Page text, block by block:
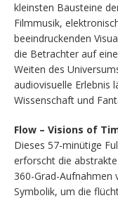
kleinsten Bausteine
Filmmusik,
beeindruckenden
die Betrachter auf
Weiten des
audiovisuelle Erlebnis
Wissenschaft und
Flow – Visions of
Dieses 57-minütige
erforscht die
360-Grad-Aufnahmen
Symbolik, um die